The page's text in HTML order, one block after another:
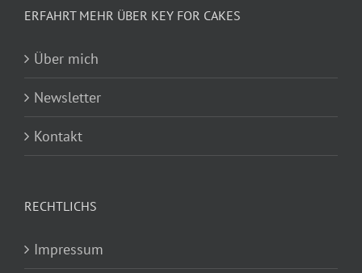
ERFAHRT MEHR ÜBER KEY FOR CAKES
Über mich
Newsletter
Kontakt
RECHTLICHS
Impressum